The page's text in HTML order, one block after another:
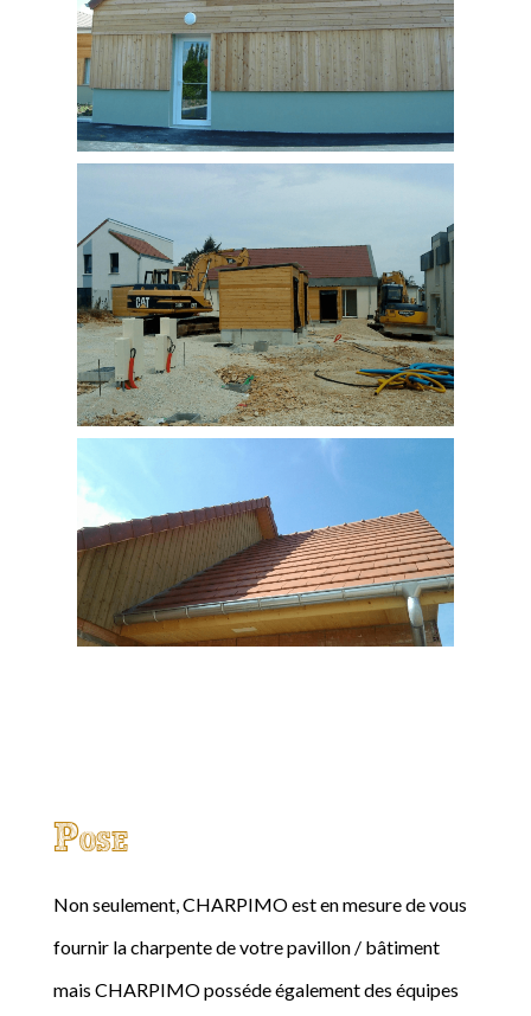
Pose
Non seulement, CHARPIMO est en mesure de vous
fournir la charpente de votre pavillon / bâtiment
mais CHARPIMO posséde également des équipes